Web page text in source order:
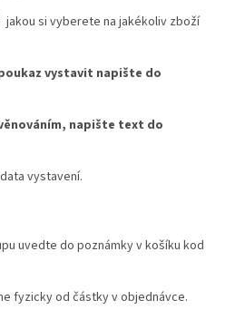
si vyberete na jakékoliv zboží
vystavit napište do
napište text do
vystavení.
uvedte do poznámky v košíku kod
fyzicky od částky v objednávce.